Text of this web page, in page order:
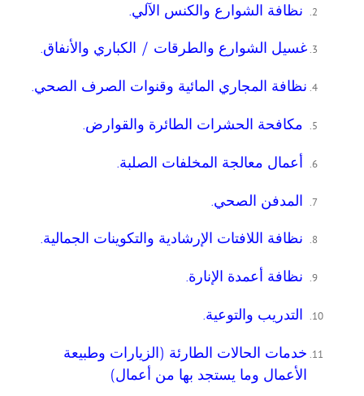
نظافة الشوارع والكنس الآلي.
غسيل الشوارع والطرقات / الكباري والأنفاق.
نظافة المجاري المائية وقنوات الصرف الصحي.
مكافحة الحشرات الطائرة والقوارض.
أعمال معالجة المخلفات الصلبة.
المدفن الصحي.
نظافة اللافتات الإرشادية والتكوينات الجمالية.
نظافة أعمدة الإنارة.
التدريب والتوعية.
خدمات الحالات الطارئة (الزيارات وطبيعة
الأعمال وما يستجد بها من أعمال)